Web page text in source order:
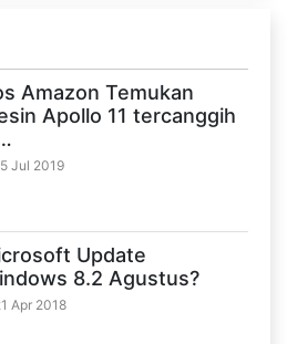
Amazon Temukan
Apollo 11 tercanggih
Jul 2019
Update
8.2 Agustus?
Apr 2018